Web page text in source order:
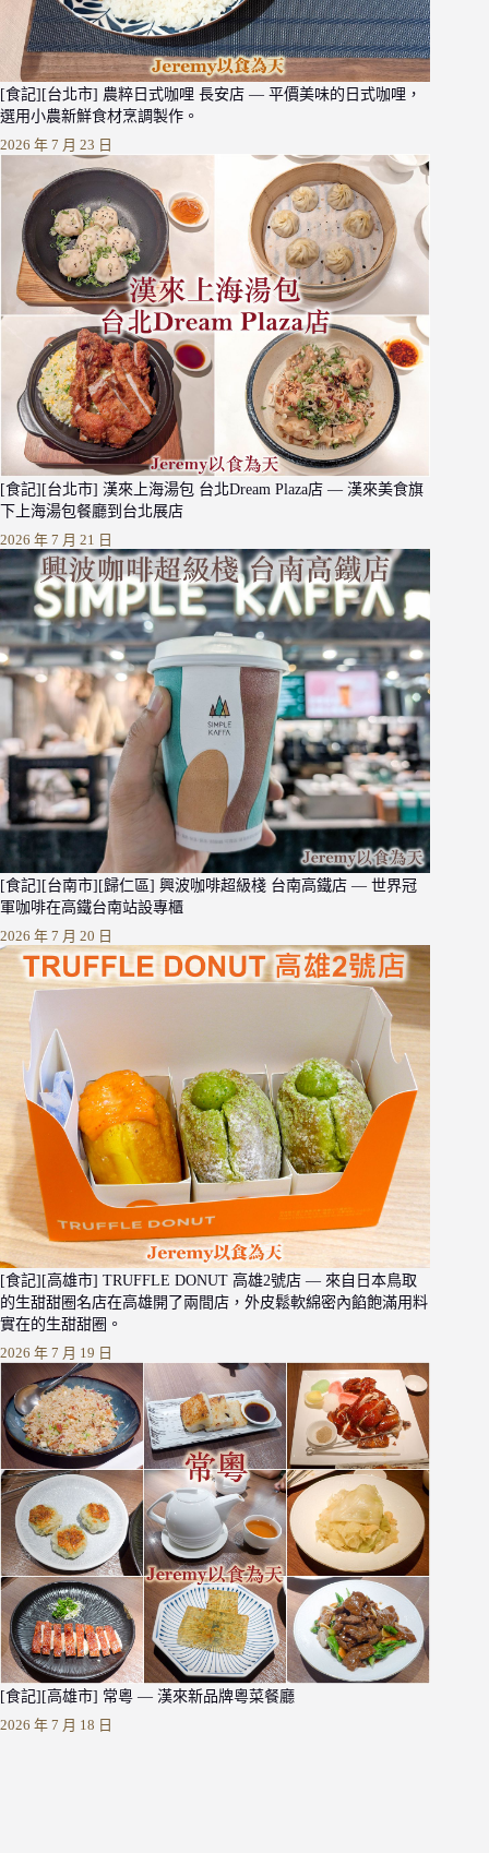
[食記][台北市] 農粹日式咖哩 長安店 — 平價美味的日式咖哩，
選用小農新鮮食材烹調製作。
2026 年 7 月 23 日
[食記][台北市] 漢來上海湯包 台北Dream Plaza店 — 漢來美食旗
下上海湯包餐廳到台北展店
2026 年 7 月 21 日
[食記][台南市][歸仁區] 興波咖啡超級棧 台南高鐵店 — 世界冠
軍咖啡在高鐵台南站設專櫃
2026 年 7 月 20 日
[食記][高雄市] TRUFFLE DONUT 高雄2號店 — 來自日本鳥取
的生甜甜圈名店在高雄開了兩間店，外皮鬆軟綿密內餡飽滿用料
實在的生甜甜圈。
2026 年 7 月 19 日
[食記][高雄市] 常粵 — 漢來新品牌粵菜餐廳
2026 年 7 月 18 日